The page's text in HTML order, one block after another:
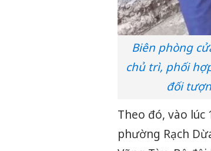
Biên phòng
chủ trì, phối
đối
Theo đó, vào
phường Rạch